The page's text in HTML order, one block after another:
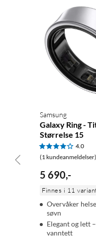
1 × Strømbase med
1 × Hurtigstartguide
Samsung
Galaxy Ring -
Størrelse 15
4.0
(1 kundeanmeldelser)
5 690,-
Finnes i 11
Overvåker
søvn
Elegant og lett
vanntett